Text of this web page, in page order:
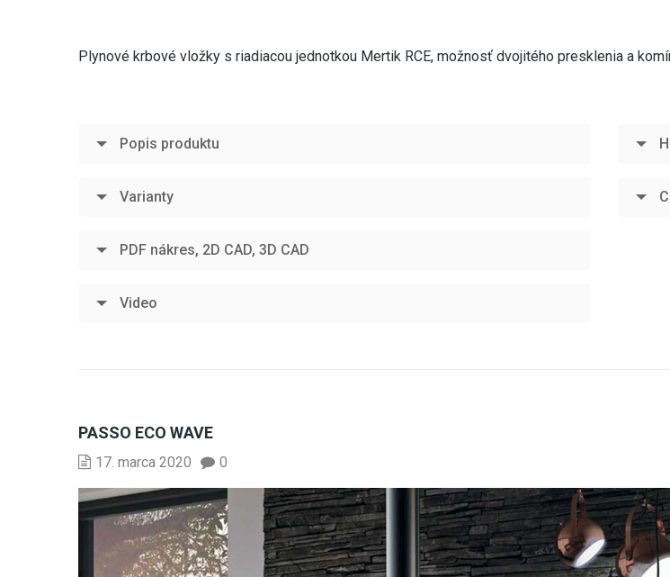
Plynové krbové vložky s riadiacou jednotkou Mertik RCE, možnosť dvojitého presklenia a
Popis produktu
Varianty
PDF nákres, 2D CAD, 3D CAD
Video
PASSO ECO WAVE
17. marca 2020 0